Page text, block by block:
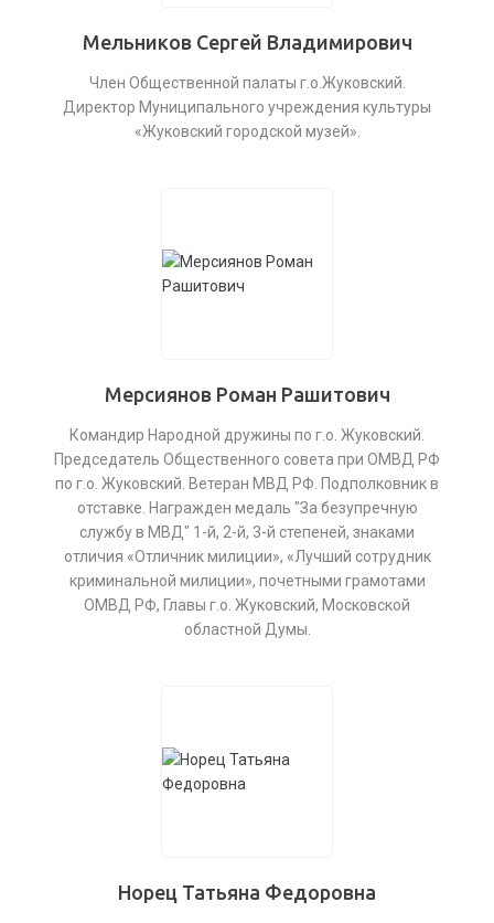
Мельников Сергей Владимирович
Член Общественной палаты г.о.Жуковский.
Директор Муниципального учреждения культуры
«Жуковский городской музей».
Мерсиянов Роман Рашитович
Командир Народной дружины по г.о. Жуковский.
Председатель Общественного совета при ОМВД РФ
по г.о. Жуковский. Ветеран МВД РФ. Подполковник в
отставке. Награжден медаль "За безупречную
службу в МВД" 1-й, 2-й, 3-й степеней, знаками
отличия «Отличник милиции», «Лучший сотрудник
криминальной милиции», почетными грамотами
ОМВД РФ, Главы г.о. Жуковский, Московской
областной Думы.
Норец Татьяна Федоровна